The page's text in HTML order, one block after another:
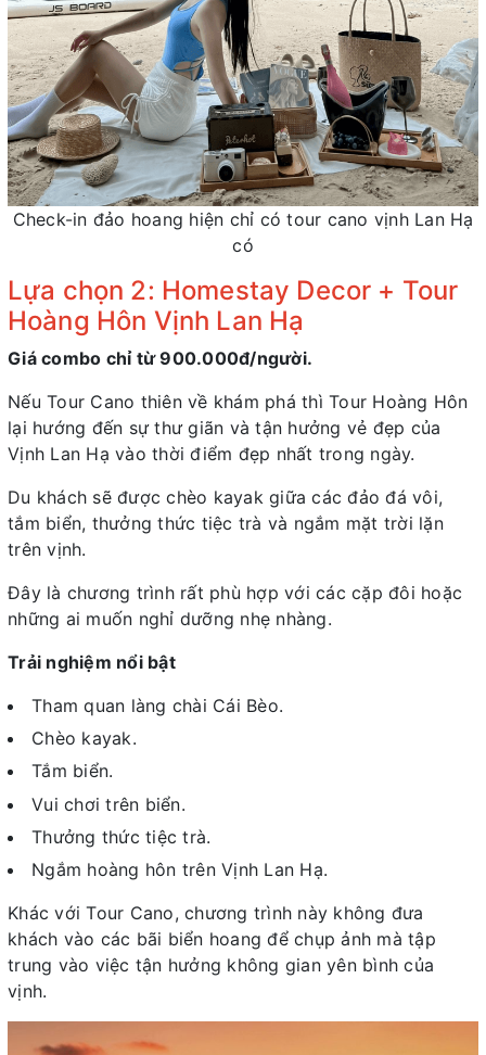
Check-in đảo hoang hiện chỉ có tour cano vịnh Lan Hạ
có
Lựa chọn 2: Homestay Decor + Tour
Hoàng Hôn Vịnh Lan Hạ
Giá combo chỉ từ 900.000đ/người.
Nếu Tour Cano thiên về khám phá thì Tour Hoàng Hôn
lại hướng đến sự thư giãn và tận hưởng vẻ đẹp của
Vịnh Lan Hạ vào thời điểm đẹp nhất trong ngày.
Du khách sẽ được chèo kayak giữa các đảo đá vôi,
tắm biển, thưởng thức tiệc trà và ngắm mặt trời lặn
trên vịnh.
Đây là chương trình rất phù hợp với các cặp đôi hoặc
những ai muốn nghỉ dưỡng nhẹ nhàng.
Trải nghiệm nổi bật
Tham quan làng chài Cái Bèo.
Chèo kayak.
Tắm biển.
Vui chơi trên biển.
Thưởng thức tiệc trà.
Ngắm hoàng hôn trên Vịnh Lan Hạ.
Khác với Tour Cano, chương trình này không đưa
khách vào các bãi biển hoang để chụp ảnh mà tập
trung vào việc tận hưởng không gian yên bình của
vịnh.